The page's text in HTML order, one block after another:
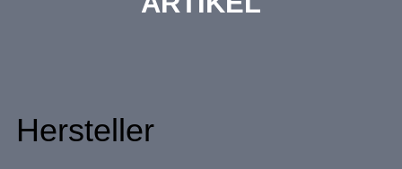
Hersteller